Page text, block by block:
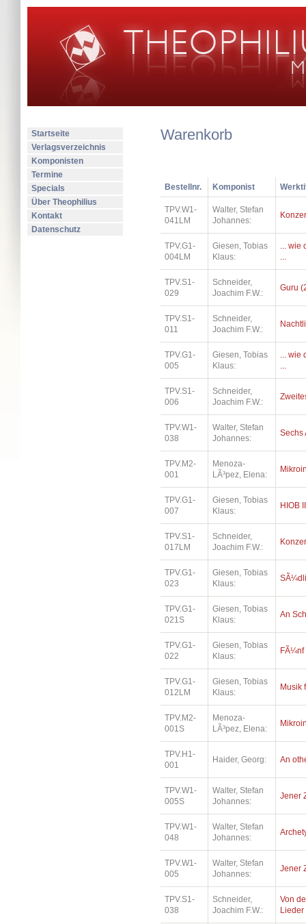
Startseite
Verlagsverzeichnis
Komponisten
Termine
Specials
Über Theophilius
Kontakt
Datenschutz
Warenkorb
Bestellnr. Komponist
TPV.W1-
041LM
Walter, Stefan
Johannes:
TPV.G1-
004LM
Giesen, Tobias
Klaus:
... wie
...
TPV.S1-
029
Schneider,
Joachim F.W.:
Guru
TPV.S1-
011
Schneider,
Joachim F.W.:
TPV.G1-
005
Giesen, Tobias
Klaus:
... wie
...
TPV.S1-
006
Schneider,
Joachim F.W.:
TPV.W1-
038
Walter, Stefan
Johannes:
Sechs
TPV.M2-
001
Menoza-
LÃ³pez, Elena:
TPV.G1-
007
Giesen, Tobias
Klaus:
HIOB II
TPV.S1-
017LM
Schneider,
Joachim F.W.:
TPV.G1-
023
Giesen, Tobias
Klaus:
TPV.G1-
021S
Giesen, Tobias
Klaus:
An
TPV.G1-
022
Giesen, Tobias
Klaus:
FÃ¼nf
TPV.G1-
012LM
Giesen, Tobias
Klaus:
Musik
TPV.M2-
001S
Menoza-
LÃ³pez, Elena:
TPV.H1-
001
Haider, Georg: An
TPV.W1-
005S
Walter, Stefan
Johannes:
Jener
TPV.W1-
048
Walter, Stefan
Johannes:
TPV.W1-
005
Walter, Stefan
Johannes:
Jener
TPV.S1-
038
Schneider,
Joachim F.W.:
Von
Lieder